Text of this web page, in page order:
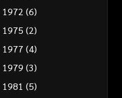
1972 (6)
1975 (2)
1977 (4)
1979 (3)
1981 (5)